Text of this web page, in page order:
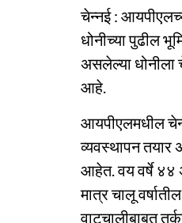
चेन्नई :
धोनीच्या पुढील
असलेल्या धोनीला
आहे.
आयपीएलमधील
व्यवस्थापन तयार
आहेत. वय वर्षे ४४
मात्र चालू
वाटचालीबाबत